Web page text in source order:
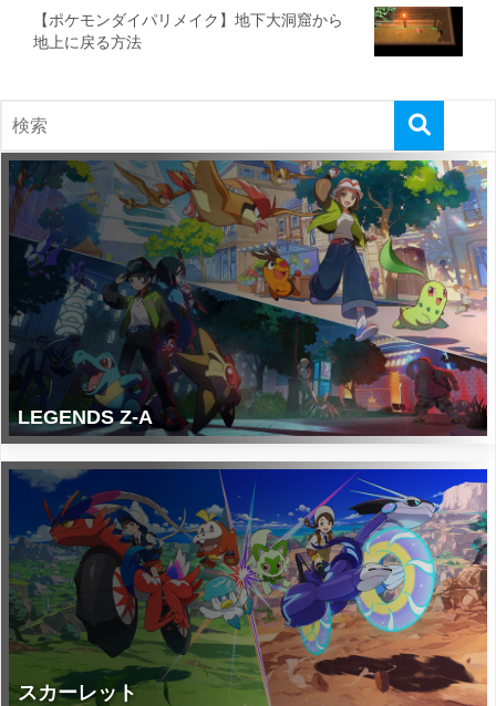
【ポケモンダイパリメイク】地下大洞窟から
地上に戻る方法
LEGENDS Z-A
スカーレット